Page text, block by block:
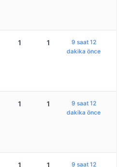
1 1
9 saat 12
dakika önce
1 1
9 saat 12
dakika önce
1 1
9 saat 12